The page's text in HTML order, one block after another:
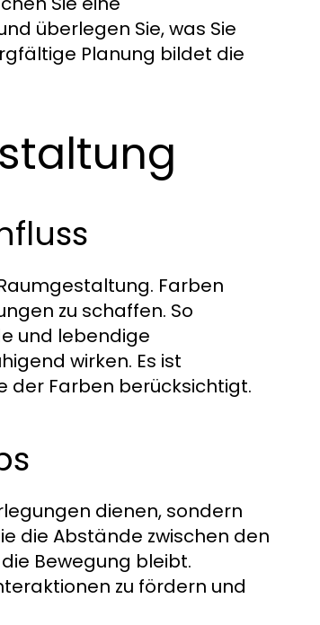
überlegen Sie, was Sie
Planung bildet die
Farben
zu schaffen. So
und lebendige
wirken. Es ist
der Farben berücksichtigt.
dienen, sondern
die Abstände zwischen den
Bewegung bleibt.
zu fördern und